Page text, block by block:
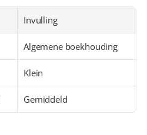
Invulling
Algemene boekhouding
Klein
Gemiddeld